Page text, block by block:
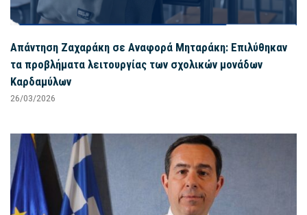
Απάντηση Ζαχαράκη σε Αναφορά Μηταράκη: Επιλύθηκαν
τα προβλήματα λειτουργίας των σχολικών μονάδων
Καρδαμύλων
26/03/2026